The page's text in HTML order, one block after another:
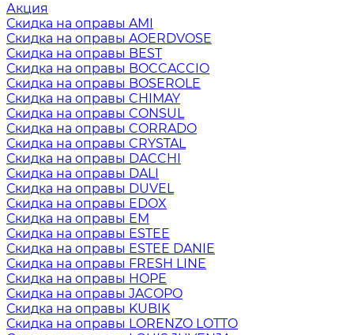
Акция
Скидка на оправы AMI
Скидка на оправы AOERDVOSE
Скидка на оправы BEST
Скидка на оправы BOCCACCIO
Скидка на оправы BOSEROLE
Скидка на оправы CHIMAY
Скидка на оправы CONSUL
Скидка на оправы CORRADO
Скидка на оправы CRYSTAL
Скидка на оправы DACCHI
Скидка на оправы DALI
Скидка на оправы DUVEL
Скидка на оправы EDOX
Скидка на оправы EM
Скидка на оправы ESTEE
Скидка на оправы ESTEE DANIE
Скидка на оправы FRESH LINE
Скидка на оправы HOPE
Скидка на оправы JACOPO
Скидка на оправы KUBIK
Скидка на оправы LORENZO LOTTO